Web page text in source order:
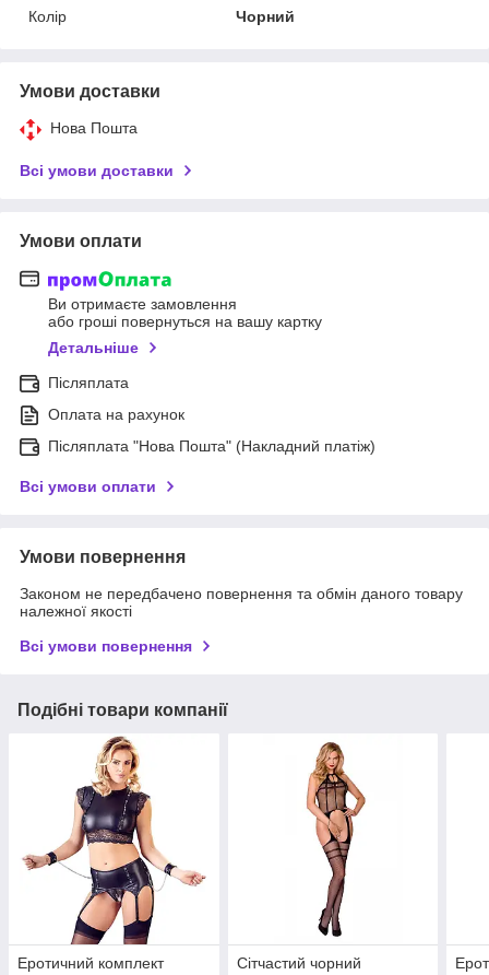
Колір
Чорний
Умови доставки
Нова Пошта
Всі умови доставки
Умови оплати
Ви отримаєте замовлення
або гроші повернуться на вашу картку
Детальніше
Післяплата
Оплата на рахунок
Післяплата "Нова Пошта" (Накладний платіж)
Всі умови оплати
Умови повернення
Законом не передбачено повернення та обмін даного товару
належної якості
Всі умови повернення
Подібні товари компанії
Еротичний комплект
Сітчастий чорний